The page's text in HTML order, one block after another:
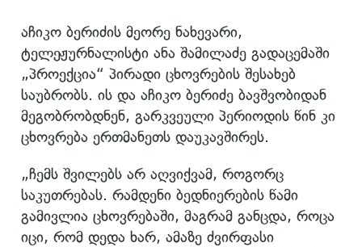
აჩიკო ბერიძის მეორე ნახევარი,
ტელეჟურნალისტი ანა შამილაძე გადაცემაში
„პროექცია“ პირადი ცხოვრების შესახებ
საუბრობს. ის და აჩიკო ბერიძე ბავშვობიდან
მეგობრობდნენ, გარკვეული პერიოდის წინ კი
ცხოვრება ერთმანეთს დაუკავშირეს.
„ჩემს შვილებს არ აღვიქვამ, როგორც
საკუთრებას. რამდენი ბედნიერების წამი
გამივლია ცხოვრებაში, მაგრამ განცდა, როცა
იცი, რომ დედა ხარ, ამაზე ძვირფასი